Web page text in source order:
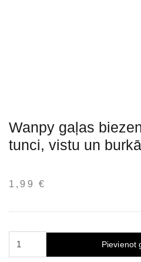
Wanpy gaļas
tunci, vistu un
1,99 €
Wanpy
Pievienot